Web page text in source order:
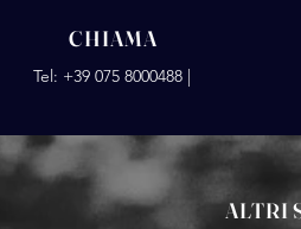
CHIAMA
Tel: +39 075 8000488 |
ALTRI